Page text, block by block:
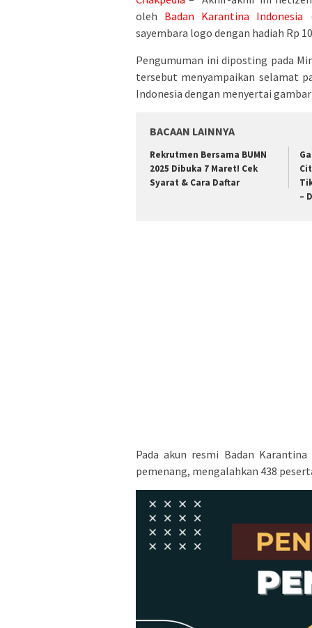
oleh Badan Karantina Indonesia
sayembara logo dengan hadiah Rp
Pengumuman ini diposting pada
tersebut menyampaikan selamat
Indonesia dengan menyertai
BACAAN LAINNYA
Rekrutmen Bersama BUMN
2025 Dibuka 7 Maret! Cek
Syarat & Cara Daftar
–
Pada akun resmi Badan
pemenang, mengalahkan 438